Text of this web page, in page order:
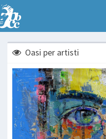
Oasi per artisti